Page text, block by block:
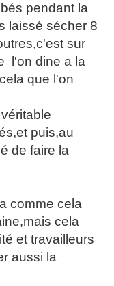
pendant la
laissé sécher 8
sur
l'on dine a la
que l'on
puis,au
de faire la
comme cela
cela
et travailleurs
aussi la